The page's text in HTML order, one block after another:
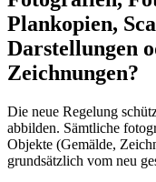
Plankopien,
Darstellungen
Zeichnungen?
Die neue Regelung
abbilden. Sämtliche
Objekte (Gemälde,
grundsätzlich vom neu